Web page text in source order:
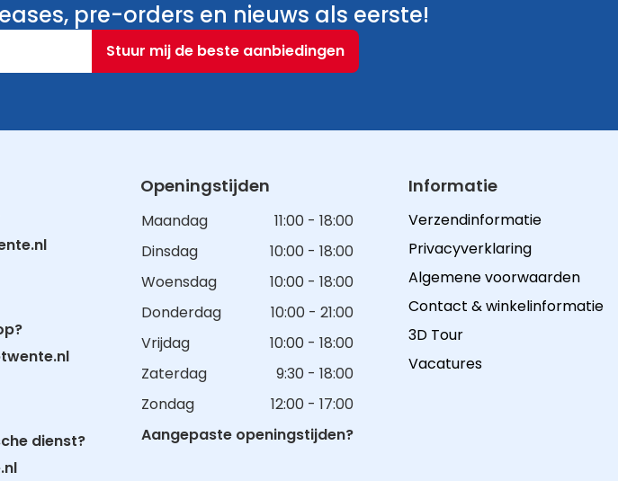
pre-orders en nieuws als eerste!
Stuur mij de beste aanbiedingen
dienst?
Openingstijden
Maandag
11:00 - 18:00
Dinsdag
10:00 - 18:00
Woensdag
10:00 - 18:00
Donderdag
10:00 - 21:00
Vrijdag
10:00 - 18:00
Zaterdag
9:30 - 18:00
Zondag
12:00 - 17:00
Aangepaste openingstijden?
Informatie
Verzendinformatie
Privacyverklaring
Algemene voorwaarden
Contact & winkelinformatie
3D Tour
Vacatures